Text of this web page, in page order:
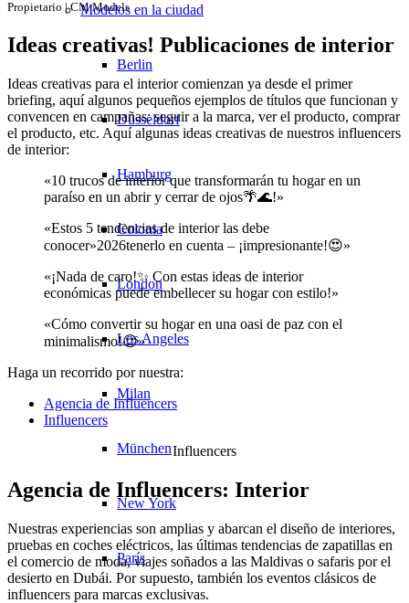
Modelos en la ciudad
Berlin
Düsseldorf
Hamburg
Colonia
London
Los Angeles
Milan
München
New York
París
Propietario | CM Models
Ideas creativas! Publicaciones de interior
Ideas creativas para el interior comienzan ya desde el primer
briefing, aquí algunos pequeños ejemplos de títulos que funcionan y
convencen en campañas: seguir a la marca, ver el producto, comprar
el producto, etc. Aquí algunas ideas creativas de nuestros influencers
de interior:
«10 trucos de interior que transformarán tu hogar en un
paraíso en un abrir y cerrar de ojos🌴🌊!»
«Estos 5 tendencias de interior las debe
conocer»2026tenerlo en cuenta – ¡impresionante!😍»
«¡Nada de caro!✨ Con estas ideas de interior
económicas puede embellecer su hogar con estilo!»
«Cómo convertir su hogar en una oasi de paz con el
minimalismo!😌»
Haga un recorrido por nuestra:
Agencia de Influencers
Influencers
Influencers
Agencia de Influencers: Interior
Nuestras experiencias son amplias y abarcan el diseño de interiores,
pruebas en coches eléctricos, las últimas tendencias de zapatillas en
el comercio de moda, viajes soñados a las Maldivas o safaris por el
desierto en Dubái. Por supuesto, también los eventos clásicos de
influencers para marcas exclusivas.